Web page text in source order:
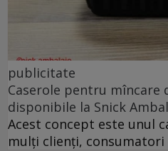
publicitate
Caserole pentru mîncare
disponibile la Snick
Acest concept este unul
mulți clienți,